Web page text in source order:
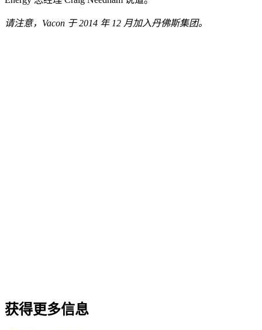
请注意，Vacon 于 2014 年 12 月加入丹佛斯集团。
获得更多信息